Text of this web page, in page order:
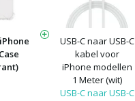
USB-C naar USB-C
kabel voor
iPhone modellen
1 Meter (wit)
USB-C naar USB-C